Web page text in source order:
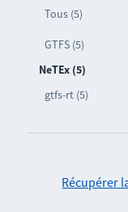
Tous (5)
GTFS (5)
NeTEx (5)
gtfs-rt (5)
Récupérer